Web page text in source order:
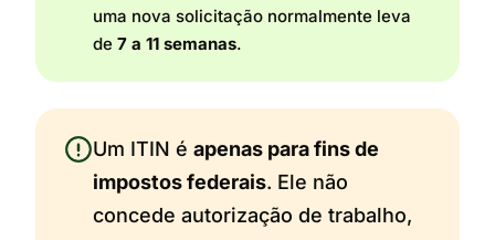
uma nova solicitação normalmente leva
de 7 a 11 semanas.
Um ITIN é apenas para fins de
impostos federais. Ele não
concede autorização de trabalho,